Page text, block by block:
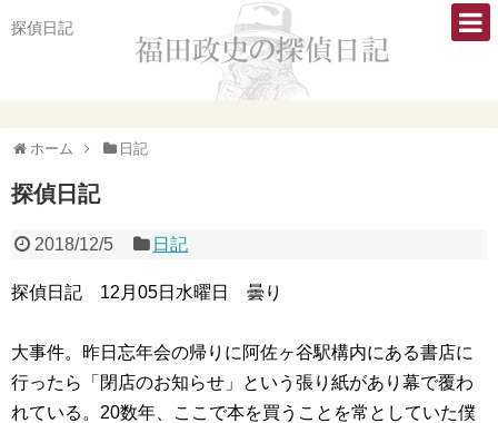
探偵日記
ホーム 日記
探偵日記
2018/12/5 日記
探偵日記 12月05日水曜日 曇り
大事件。昨日忘年会の帰りに阿佐ヶ谷駅構内にある書店に
行ったら「閉店のお知らせ」という張り紙があり幕で覆わ
れている。20数年、ここで本を買うことを常としていた僕